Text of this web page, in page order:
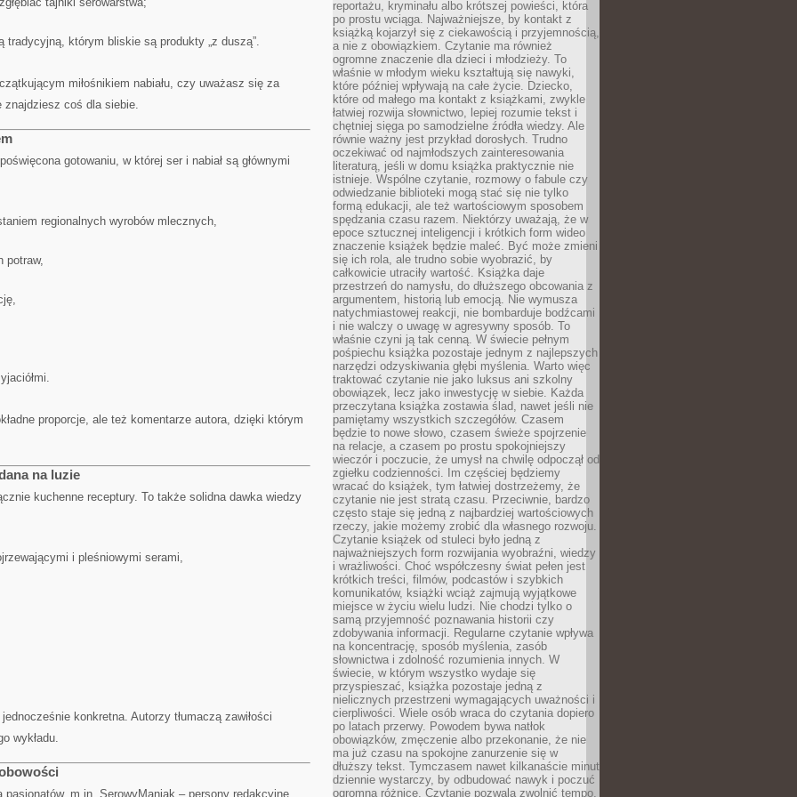
tradycyjną, którym bliskie są produkty „z duszą”.
miłośnikiem nabiału, czy uważasz się za
znajdziesz coś dla siebie.
gotowaniu, w której ser i nabiał są głównymi
regionalnych wyrobów mlecznych,
potraw,
proporcje, ale też komentarze autora, dzięki którym
na luzie
kuchenne receptury. To także solidna dawka wiedzy
i pleśniowymi serami,
konkretna. Autorzy tłumaczą zawiłości
wykładu.
pasjonatów, m.in. SerowyManiak – persony redakcyjne
reportażu, kryminału albo krótszej powieści, która
po prostu wciąga. Najważniejsze, by kontakt z
książką kojarzył się z ciekawością i przyjemnością,
a nie z obowiązkiem. Czytanie ma również
ogromne znaczenie dla dzieci i młodzieży. To
właśnie w młodym wieku kształtują się nawyki,
które później wpływają na całe życie. Dziecko,
które od małego ma kontakt z książkami, zwykle
łatwiej rozwija słownictwo, lepiej rozumie tekst i
chętniej sięga po samodzielne źródła wiedzy. Ale
równie ważny jest przykład dorosłych. Trudno
oczekiwać od najmłodszych zainteresowania
literaturą, jeśli w domu książka praktycznie nie
istnieje. Wspólne czytanie, rozmowy o fabule czy
odwiedzanie biblioteki mogą stać się nie tylko
formą edukacji, ale też wartościowym sposobem
spędzania czasu razem. Niektórzy uważają, że w
epoce sztucznej inteligencji i krótkich form wideo
znaczenie książek będzie maleć. Być może zmieni
się ich rola, ale trudno sobie wyobrazić, by
całkowicie utraciły wartość. Książka daje
przestrzeń do namysłu, do dłuższego obcowania z
argumentem, historią lub emocją. Nie wymusza
natychmiastowej reakcji, nie bombarduje bodźcami
i nie walczy o uwagę w agresywny sposób. To
właśnie czyni ją tak cenną. W świecie pełnym
pośpiechu książka pozostaje jednym z najlepszych
narzędzi odzyskiwania głębi myślenia. Warto więc
traktować czytanie nie jako luksus ani szkolny
obowiązek, lecz jako inwestycję w siebie. Każda
przeczytana książka zostawia ślad, nawet jeśli nie
pamiętamy wszystkich szczegółów. Czasem
będzie to nowe słowo, czasem świeże spojrzenie
na relacje, a czasem po prostu spokojniejszy
wieczór i poczucie, że umysł na chwilę odpoczął od
zgiełku codzienności. Im częściej będziemy
wracać do książek, tym łatwiej dostrzeżemy, że
czytanie nie jest stratą czasu. Przeciwnie, bardzo
często staje się jedną z najbardziej wartościowych
rzeczy, jakie możemy zrobić dla własnego rozwoju.
Czytanie książek od stuleci było jedną z
najważniejszych form rozwijania wyobraźni, wiedzy
i wrażliwości. Choć współczesny świat pełen jest
krótkich treści, filmów, podcastów i szybkich
komunikatów, książki wciąż zajmują wyjątkowe
miejsce w życiu wielu ludzi. Nie chodzi tylko o
samą przyjemność poznawania historii czy
zdobywania informacji. Regularne czytanie wpływa
na koncentrację, sposób myślenia, zasób
słownictwa i zdolność rozumienia innych. W
świecie, w którym wszystko wydaje się
przyspieszać, książka pozostaje jedną z
nielicznych przestrzeni wymagających uważności i
cierpliwości. Wiele osób wraca do czytania dopiero
po latach przerwy. Powodem bywa natłok
obowiązków, zmęczenie albo przekonanie, że nie
ma już czasu na spokojne zanurzenie się w
dłuższy tekst. Tymczasem nawet kilkanaście minut
dziennie wystarczy, by odbudować nawyk i poczuć
ogromną różnicę. Czytanie pozwala zwolnić tempo,